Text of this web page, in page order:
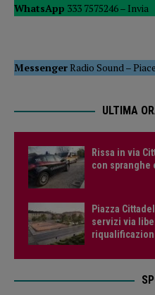
WhatsApp 333 7575246 – Invia
MessengerRadio Sound –
ULTIMA
Rissa in via
con spranghe
Piazza
servizi via